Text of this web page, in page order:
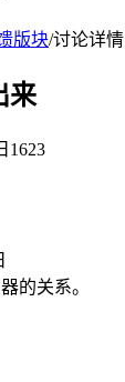
版块/讨论详情
来
1623
的关系。